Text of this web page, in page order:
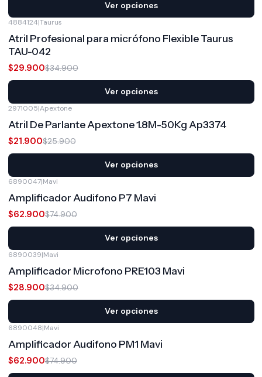
Ver opciones
4884124|Taurus
Atril Profesional para micrófono Flexible Taurus
TAU-042
$29.900$34.900
Ver opciones
OFF
2971005|Apextone
Atril De Parlante Apextone 1.8M-50Kg Ap3374
$21.900$25.900
Ver opciones
6890047|Mavi
Amplificador Audifono P7 Mavi
$62.900$74.900
Ver opciones
6890039|Mavi
Amplificador Microfono PRE103 Mavi
$28.900$34.900
Ver opciones
6890048|Mavi
Amplificador Audifono PM1 Mavi
$62.900$74.900